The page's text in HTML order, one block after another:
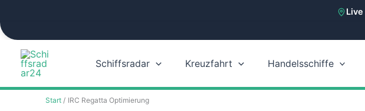
Live
Zum
springen
Schiffsradar Kreuzfahrt Handelsschiffe
Start IRC Regatta Optimierung